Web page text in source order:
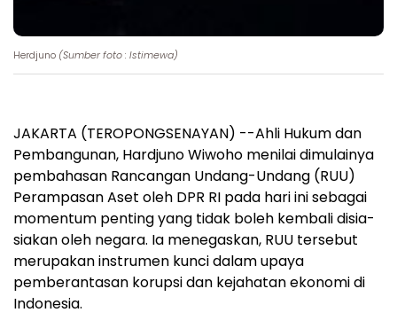
Herdjuno (Sumber foto : Istimewa)
JAKARTA (TEROPONGSENAYAN) --Ahli Hukum dan
Pembangunan, Hardjuno Wiwoho menilai dimulainya
pembahasan Rancangan Undang-Undang (RUU)
Perampasan Aset oleh DPR RI pada hari ini sebagai
momentum penting yang tidak boleh kembali disia-
siakan oleh negara. Ia menegaskan, RUU tersebut
merupakan instrumen kunci dalam upaya
pemberantasan korupsi dan kejahatan ekonomi di
Indonesia.